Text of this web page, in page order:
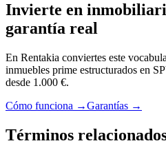
Invierte en
garantía real
En Rentakia conviertes este
inmuebles prime estructurados en
desde 1.000 €.
Cómo funciona →Garantías →
Términos